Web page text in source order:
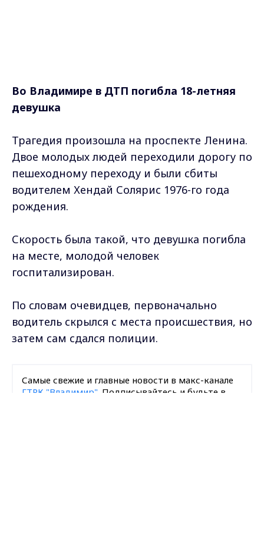
Во Владимире в ДТП погибла 18-летняя
девушка
Трагедия произошла на проспекте Ленина.
Двое молодых людей переходили дорогу по
пешеходному переходу и были сбиты
водителем Хендай Солярис 1976-го года
рождения.
Скорость была такой, что девушка погибла
на месте, молодой человек
госпитализирован.
По словам очевидцев, первоначально
водитель скрылся с места происшествия, но
затем сам сдался полиции.
Самые свежие и главные новости в макс-канале
ГТРК "Владимир" . Подписывайтесь и будьте в